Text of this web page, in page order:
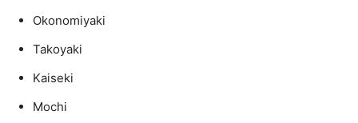
Okonomiyaki
Takoyaki
Kaiseki
Mochi